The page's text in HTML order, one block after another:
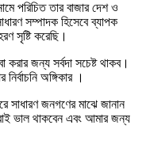
পরিচিত তার বাজার দেশ ও
সম্পাদক হিসেবে ব্যাপক
সৃষ্টি করেছি।
করার জন্য সর্বদা সচেষ্ট থাকব।
অঙ্গিকার ।
সাধারণ জনগণের মাঝে জানান
ভাল থাকবেন এবং আমার জন্য